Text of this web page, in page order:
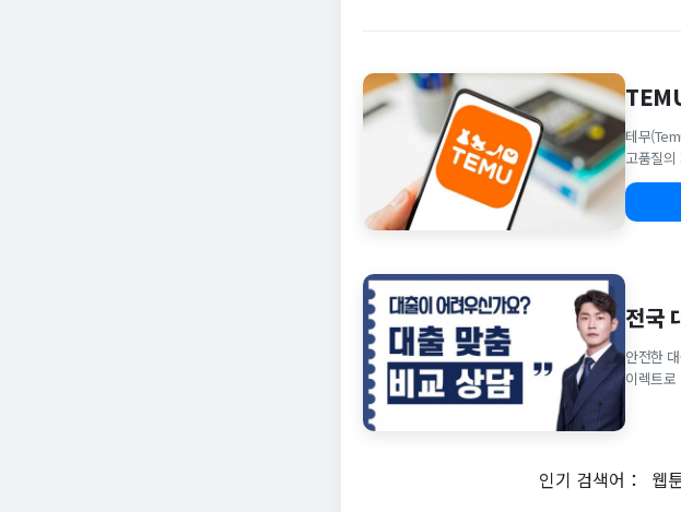
테무
고품질
전국
안전한
이렉트로
인기 검색어： 웹